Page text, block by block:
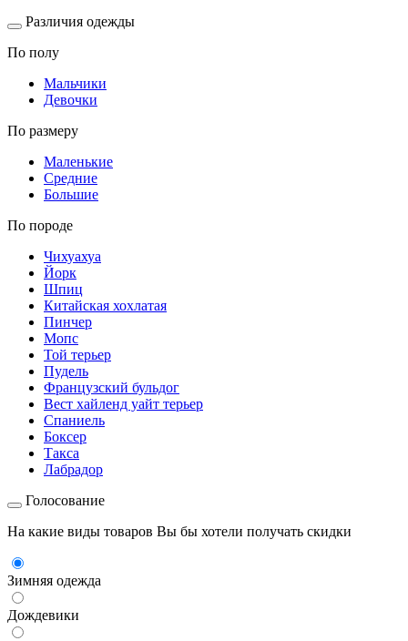
Различия одежды
По полу
Мальчики
Девочки
По размеру
Маленькие
Средние
Большие
По породе
Чихуахуа
Йорк
Шпиц
Китайская хохлатая
Пинчер
Мопс
Той терьер
Пудель
Французский бульдог
Вест хайленд уайт терьер
Спаниель
Боксер
Такса
Лабрадор
Голосование
На какие виды товаров Вы бы хотели получать скидки
Зимняя одежда
Дождевики